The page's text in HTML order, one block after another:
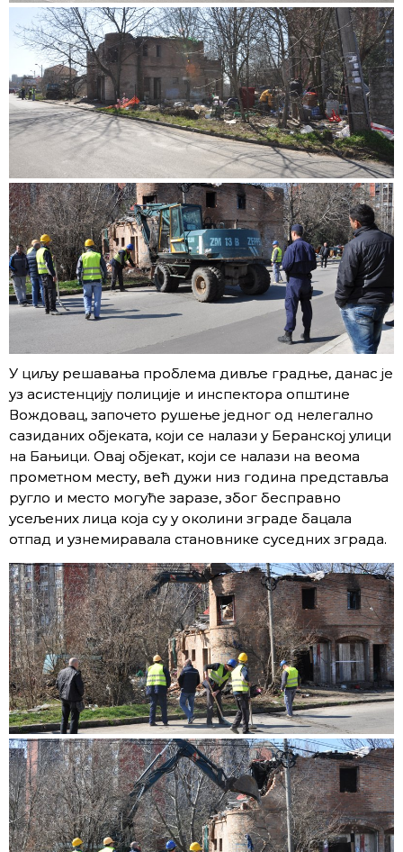
У циљу решавања проблема дивље градње, данас је
уз асистенцију полиције и инспектора општине
Вождовац, започето рушење једног од нелегално
сазиданих објеката, који се налази у Беранској улици
на Бањици. Овај објекат, који се налази на веома
прометном месту, већ дужи низ година представља
ругло и место могуће заразе, због бесправно
усељених лица која су у околини зграде бацала
отпад и узнемиравала становнике суседних зграда.